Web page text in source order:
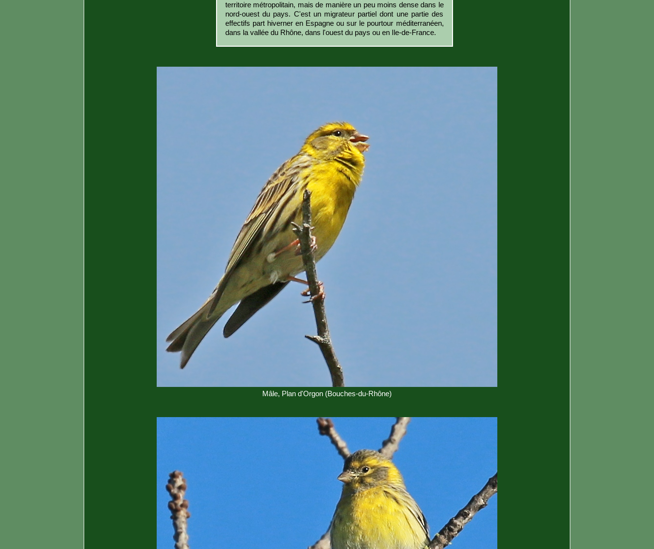
territoire métropolitain, mais de manière un peu moins dense dans le
nord-ouest du pays. C'est un migrateur partiel dont une partie des
effectifs part hiverner en Espagne ou sur le pourtour méditerranéen,
dans la vallée du Rhône, dans l'ouest du pays ou en Ile-de-France.
Mâle, Plan d'Orgon (Bouches-du-Rhône)